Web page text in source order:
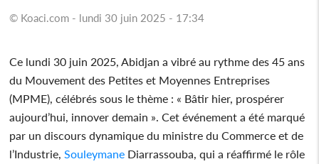
© Koaci.com - lundi 30 juin 2025 - 17:34
Ce lundi 30 juin 2025, Abidjan a vibré au rythme des 45 ans
du Mouvement des Petites et Moyennes Entreprises
(MPME), célébrés sous le thème : « Bâtir hier, prospérer
aujourd’hui, innover demain ». Cet événement a été marqué
par un discours dynamique du ministre du Commerce et de
l’Industrie, Souleymane Diarrassouba, qui a réaffirmé le rôle